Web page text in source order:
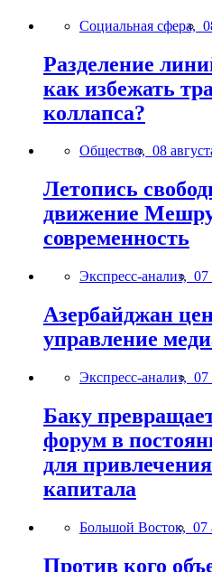
Социальная сфера,
Разделение
как избежать
коллапса?
Общество, 08
Летопись
движение
современность
Экспресс-анализ, 07
Азербайджан
управление
Экспресс-анализ, 07
Баку
форум в
для
капитала
Большой Восток, 07
Против кого